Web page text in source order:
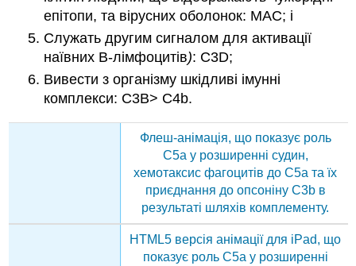
епітопи, та вірусних оболонок: MAC; і
Служать другим сигналом для активації
наївних В-лімфоцитів): C3D;
Вивести з організму шкідливі імунні
комплекси: C3B> C4b.
Флеш-анімація, що показує роль
C5a у розширенні судин,
хемотаксис фагоцитів до C5a та їх
приєднання до опсоніну C3b в
результаті шляхів комплементу.
HTML5 версія анімації для iPad, що
показує роль C5a у розширенні